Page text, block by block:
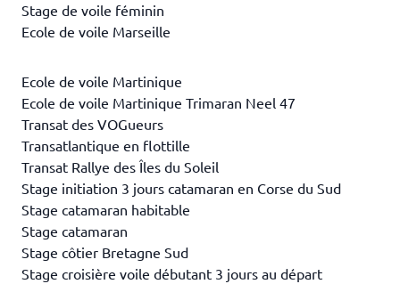
Stage de voile féminin
Ecole de voile Marseille
Ecole de voile Martinique
Ecole de voile Martinique Trimaran Neel 47
Transat des VOGueurs
Transatlantique en flottille
Transat Rallye des Îles du Soleil
Stage initiation 3 jours catamaran en Corse du Sud
Stage catamaran habitable
Stage catamaran
Stage côtier Bretagne Sud
Stage croisière voile débutant 3 jours au départ